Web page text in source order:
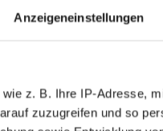
Anzeigeneinstellungen
z. B. Ihre IP-Adresse,
zuzugreifen und so
trennten sich die
TSV Buchbach in
Tore erzielten Palionis (